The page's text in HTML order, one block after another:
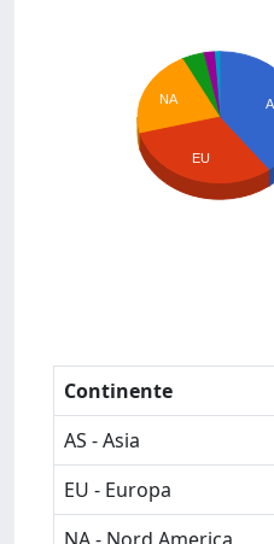
NA
EU
Continente
AS - Asia
EU - Europa